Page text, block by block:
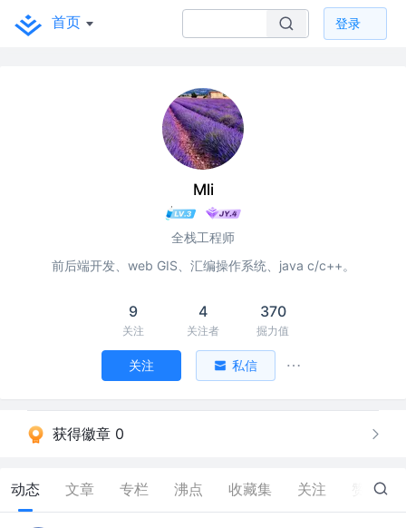
首页 登录
Mli
全栈工程师
前后端开发、web GIS、汇编操作系统、java c/c++。
9
关注
4
关注者
370
掘力值
关注 私信
获得徽章 0
动态 文章 专栏 沸点 收藏集 关注 21